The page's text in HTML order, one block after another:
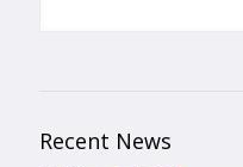
Recent News